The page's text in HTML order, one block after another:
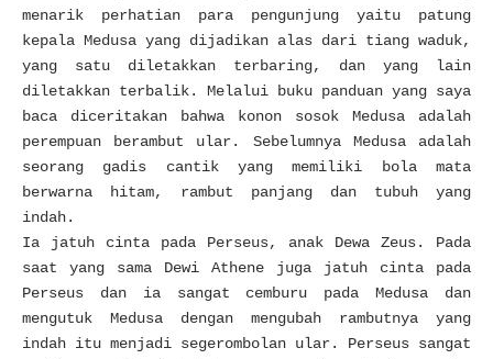
menarik perhatian para pengunjung yaitu patung
kepala Medusa yang dijadikan alas dari tiang waduk,
yang satu diletakkan terbaring, dan yang lain
diletakkan terbalik. Melalui buku panduan yang saya
baca diceritakan bahwa konon sosok Medusa adalah
perempuan berambut ular. Sebelumnya Medusa adalah
seorang gadis cantik yang memiliki bola mata
berwarna hitam, rambut panjang dan tubuh yang
indah.
Ia jatuh cinta pada Perseus, anak Dewa Zeus. Pada
saat yang sama Dewi Athene juga jatuh cinta pada
Perseus dan ia sangat cemburu pada Medusa dan
mengutuk Medusa dengan mengubah rambutnya yang
indah itu menjadi segerombolan ular. Perseus sangat